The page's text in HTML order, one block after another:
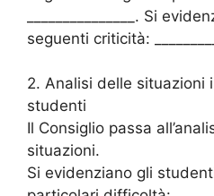
_______________. Si
seguenti criticità:
2. Analisi delle situazioni
studenti
Il Consiglio passa
situazioni.
Si evidenziano gli